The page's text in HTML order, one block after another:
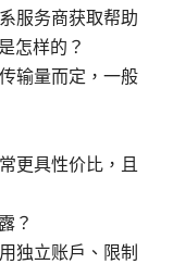
服务商获取帮助
怎样的？
输量而定，一般
更具性价比，且
？
独立账户、限制